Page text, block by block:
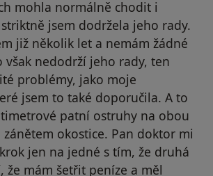
mohla normálně chodit i
jsem dodržela jeho rady.
již několik let a nemám žádné
však nedodrží jeho rady, ten
problémy, jako moje
jsem to také doporučila. A to
patní ostruhy na obou
zánětem okostice. Pan doktor mi
jen na jedné s tím, že druhá
že mám šetřit peníze a měl